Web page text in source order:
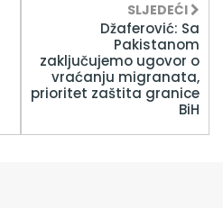
SLJEDEĆI
Džaferović: Sa
Pakistanom
zaključujemo ugovor o
vraćanju migranata,
prioritet zaštita granice
BiH